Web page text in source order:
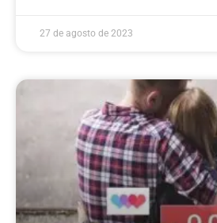
27 de agosto de 2023